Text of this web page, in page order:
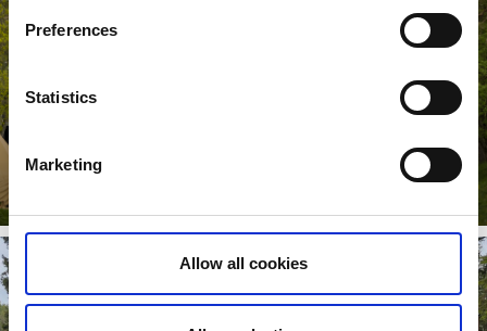
Preferences
Statistics
Marketing
Allow all cookies
Billingecenter